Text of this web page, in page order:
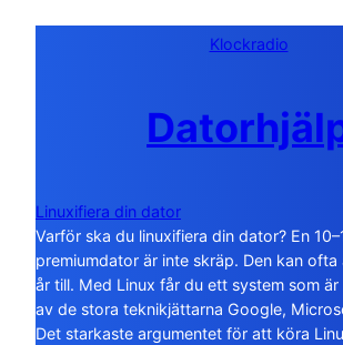
Klockradio
Linuxifiera din dator
Varför ska du linuxifiera din dator? En
premiumdator är inte skräp. Den kan ofta
år till. Med Linux får du ett system som
av de stora teknikjättarna Google,
Det starkaste argumentet för att köra